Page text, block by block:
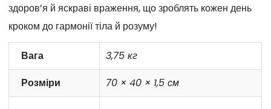
здоров’я й яскраві враження, що зроблять кожен день
кроком до гармонії тіла й розуму!
Вага
3,75 кг
Розміри
70 × 40 × 1,5 см